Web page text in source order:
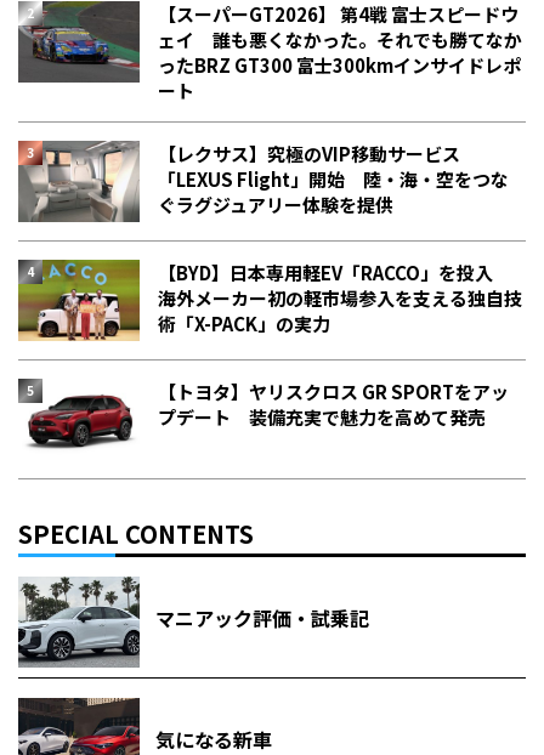
【スーパーGT2026】 第4戦 富士スピードウ
ェイ 誰も悪くなかった。それでも勝てなか
った――BRZ GT300 富士300kmインサイドレポ
ート
【レクサス】究極のVIP移動サービス
「LEXUS Flight」開始 陸・海・空をつな
ぐラグジュアリー体験を提供
【BYD】日本専用軽EV「RACCO」を投入
海外メーカー初の軽市場参入を支える独自技
術「X-PACK」の実力
【トヨタ】ヤリスクロス GR SPORTをアッ
プデート 装備充実で魅力を高めて発売
SPECIAL CONTENTS
マニアック評価・試乗記
気になる新車